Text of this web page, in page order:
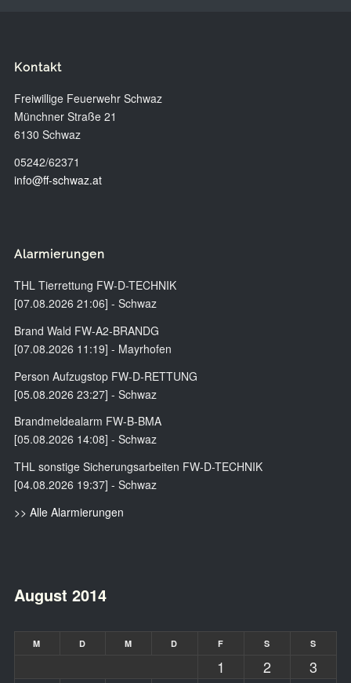
Kontakt
Freiwillige Feuerwehr Schwaz
Münchner Straße 21
6130 Schwaz
05242/62371
info@ff-schwaz.at
Alarmierungen
THL Tierrettung FW-D-TECHNIK
[07.08.2026 21:06] - Schwaz
Brand Wald FW-A2-BRANDG
[07.08.2026 11:19] - Mayrhofen
Person Aufzugstop FW-D-RETTUNG
[05.08.2026 23:27] - Schwaz
Brandmeldealarm FW-B-BMA
[05.08.2026 14:08] - Schwaz
THL sonstige Sicherungsarbeiten FW-D-TECHNIK
[04.08.2026 19:37] - Schwaz
>> Alle Alarmierungen
August 2014
M D M D F S S
1 2
3